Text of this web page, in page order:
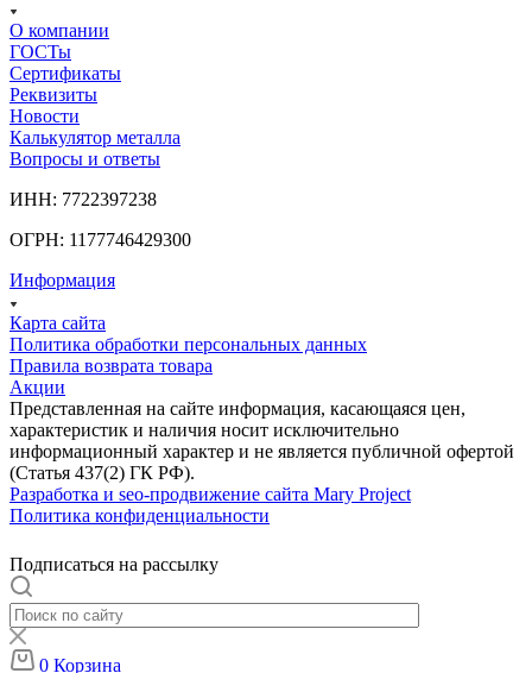
О компании
ГОСТы
Сертификаты
Реквизиты
Новости
Калькулятор металла
Вопросы и ответы
ИНН: 7722397238
ОГРН: 1177746429300
Информация
Карта сайта
Политика обработки персональных данных
Правила возврата товара
Акции
Представленная на сайте информация, касающаяся цен,
характеристик и наличия носит исключительно
информационный характер и не является публичной офертой
(Статья 437(2) ГК РФ).
Разработка и seo-продвижение сайта Mary Project
Политика конфиденциальности
Подписаться на рассылку
0 Корзина